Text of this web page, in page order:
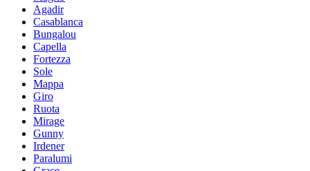
Agadir
Casablanca
Bungalou
Capella
Fortezza
Sole
Mappa
Giro
Ruota
Mirage
Gunny
Irdener
Paralumi